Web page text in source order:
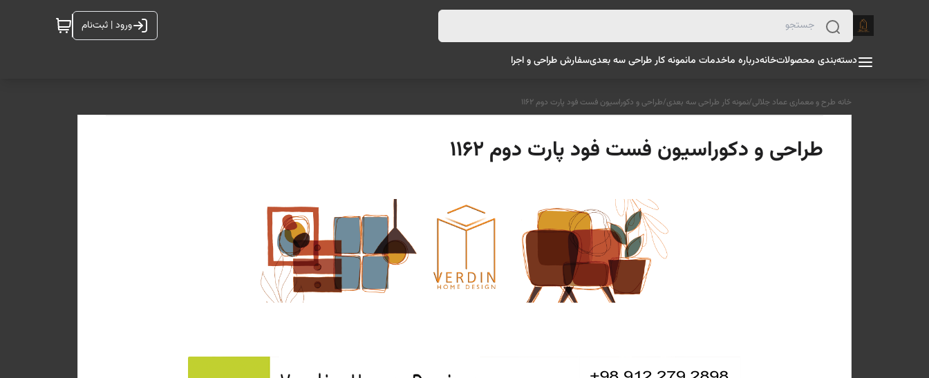
ورود | ثبت‌نام
دسته‌بندی محصولاتخانهدرباره ماخدمات مانمونه کار طراحی سه بعدیسفارش طراحی و اجرا
خانه طرح و معماری عماد جلالی/نمونه کار طراحی سه بعدی/طراحی و دکوراسیون فست فود پارت دوم 1162
طراحی و دکوراسیون فست فود پارت دوم 1162